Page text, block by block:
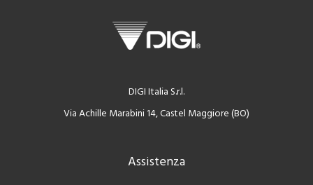
DIGI Italia S.r.l.
Via Achille Marabini 14, Castel Maggiore (BO)
Assistenza